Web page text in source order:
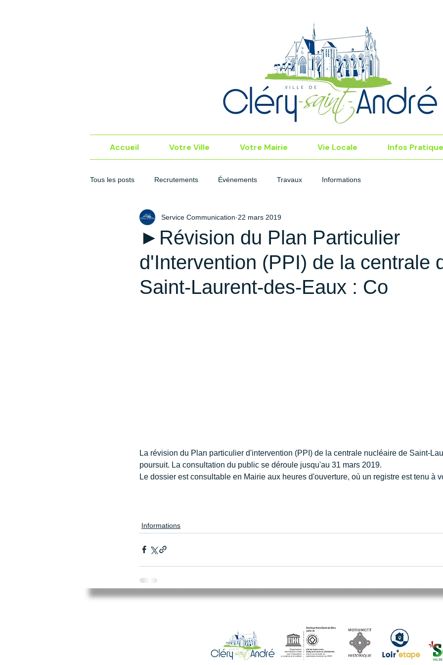
Accueil Votre Ville Votre Mairie Vie Locale Infos
Tous les posts Recrutements Événements Travaux Informations
►Révision du Plan Particulier
d'Intervention (PPI) de la centrale
Saint-Laurent-des-Eaux : Co
Service Communication 22 mars 2019
La révision du Plan particulier d'intervention (PPI) de la centrale nucléaire de Saint-
poursuit. La consultation du public se déroule jusqu'au 31 mars 2019.
Le dossier est consultable en Mairie aux heures d'ouverture, où un registre est tenu à
Informations